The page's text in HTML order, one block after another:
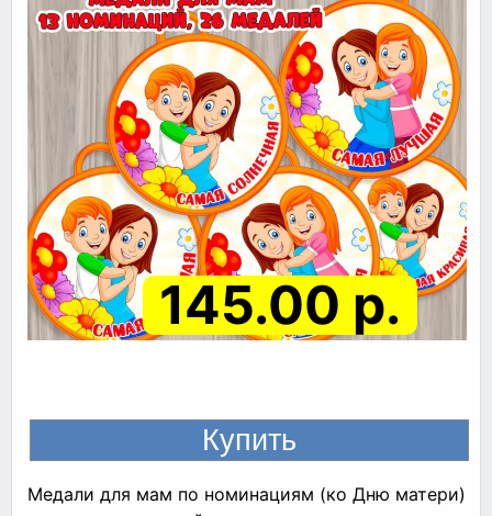
145.00 р.
Медали для мам по номинациям (ко Дню матери)